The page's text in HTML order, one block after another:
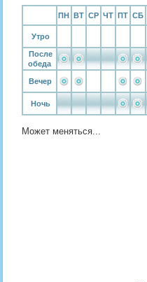
ПН ВТ СР ЧТ ПТ СБ
Утро
После
обеда
Вечер
Ночь
Может меняться...